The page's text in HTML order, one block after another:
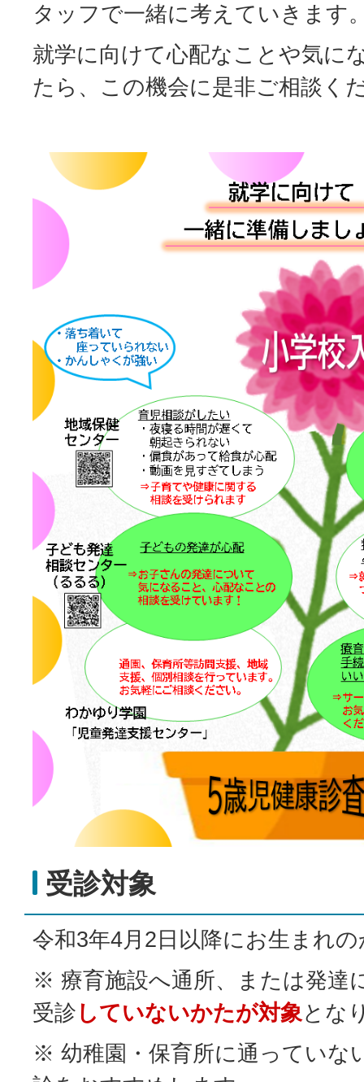
タッフで一緒に考えていきます
就学に向けて心配なことや気に
たら、この機会に是非ご相談く
受診対象
令和3年4月2日以降にお生まれ
※ 療育施設へ通所、または発達
受診していないかたが対象とな
※ 幼稚園・保育所に通っていな